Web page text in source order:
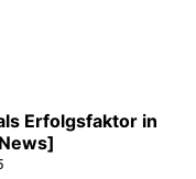
Erfolgsfaktor in